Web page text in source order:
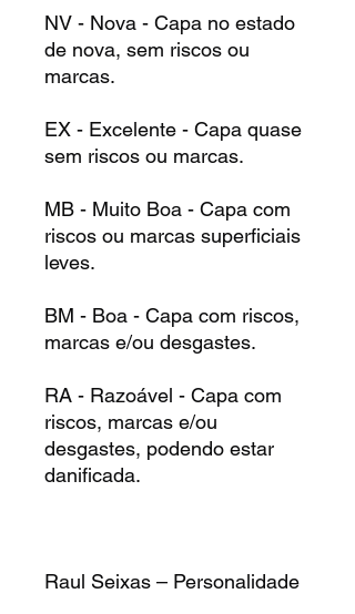
NV - Nova - Capa no estado
de nova, sem riscos ou
marcas.
EX - Excelente - Capa quase
sem riscos ou marcas.
MB - Muito Boa - Capa com
riscos ou marcas superficiais
leves.
BM - Boa - Capa com riscos,
marcas e/ou desgastes.
RA - Razoável - Capa com
riscos, marcas e/ou
desgastes, podendo estar
danificada.
Raul Seixas – Personalidade